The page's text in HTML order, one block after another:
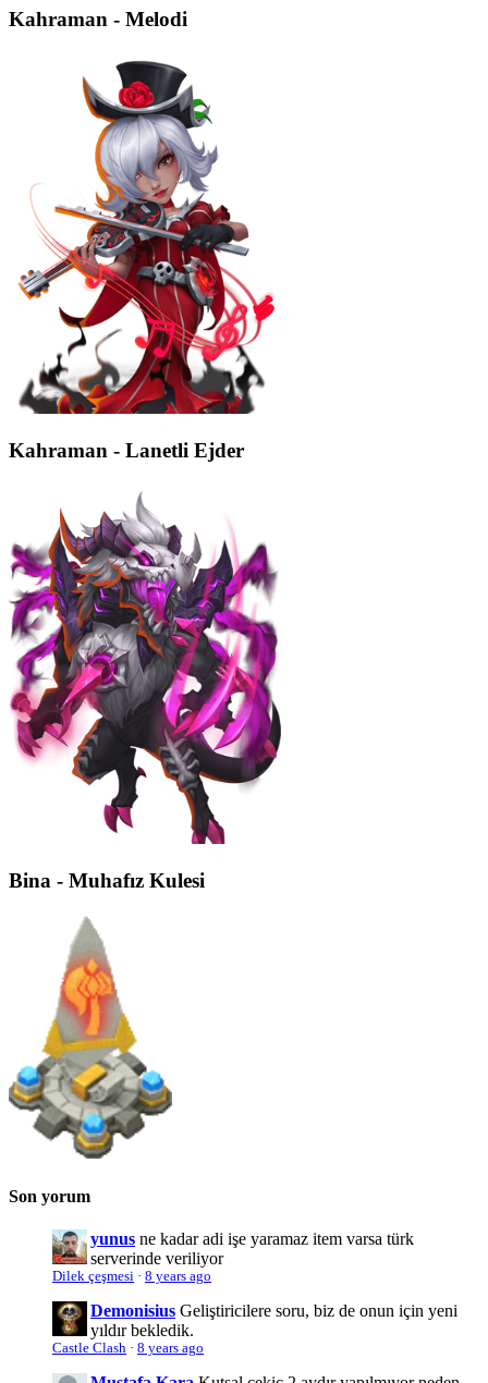
Kahraman - Melodi
Kahraman - Lanetli Ejder
Bina - Muhafız Kulesi
Son yorum
yunus ne kadar adi işe yaramaz item varsa türk
serverinde veriliyor
Dilek çeşmesi · 8 years ago
Demonisius Geliştiricilere soru, biz de onun için yeni
yıldır bekledik.
Castle Clash · 8 years ago